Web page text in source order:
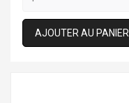
AJOUTER AU PANIER